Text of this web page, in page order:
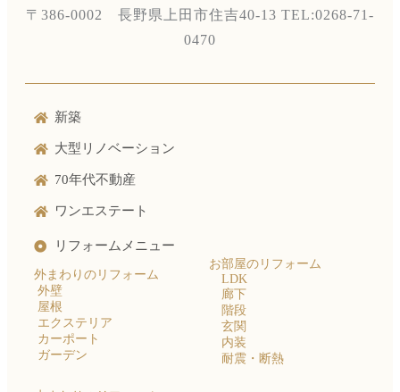
〒386-0002 長野県上田市住吉40-13 TEL:0268-71-
0470
新築
大型リノベーション
70年代不動産
ワンエステート
リフォームメニュー
外まわりのリフォーム
外壁
屋根
エクステリア
カーポート
ガーデン
お部屋のリフォーム
LDK
廊下
階段
玄関
内装
耐震・断熱